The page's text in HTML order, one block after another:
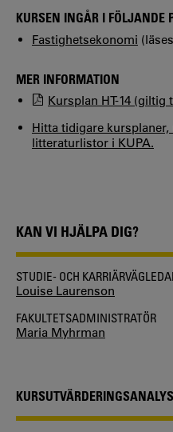
KURSEN INGÅR I FÖLJANDE
Fastighetsekonomi
MER INFORMATION
Kursplan HT-14 (giltig
Hitta tidigare
litteraturlistor i KUPA.
KAN VI HJÄLPA DIG?
STUDIE- OCH
Louise Laurenson
FAKULTETSADMINISTRATÖR
Maria Myhrman